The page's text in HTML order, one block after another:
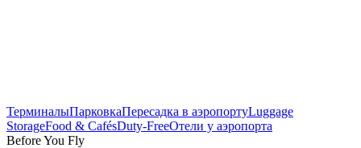
ТерминалыПарковкаПересадка в аэропортуLuggage
StorageFood & CafésDuty-FreeОтели у аэропорта
Before You Fly